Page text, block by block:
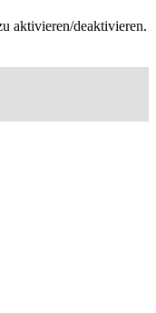
aktivieren/deaktivieren.